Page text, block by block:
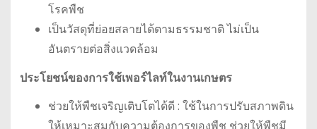
โรคพืช
เป็นวัสดุที่ย่อยสลายได้ตามธรรมชาติ ไม่เป็น
อันตรายต่อสิ่งแวดล้อม
ประโยชน์ของการใช้เพอร์ไลท์ในงานเกษตร
ช่วยให้พืชเจริญเติบโตได้ดี : ใช้ในการปรับสภาพดิน